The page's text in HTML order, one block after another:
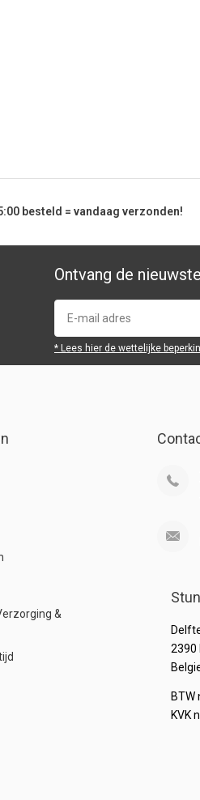
besteld = vandaag verzonden!
Ontvang de
* Lees hier de wettelijke
&
2390
BTW
KVK